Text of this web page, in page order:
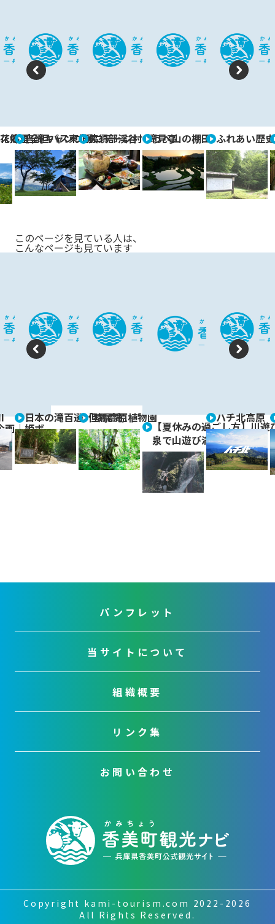
vi
o
u
s
xt
郷里
停（全但バス東垣停
吉滝キャンプ場コテージ村
久須部渓谷 滝見亭うへ山の棚田 ふれあい歴
このページを見ている人は、
こんなページも見ています
P
vi
o
u
s
N
xt
画｜姫ボ
日本の滝百選「猿尾滝」
但馬高原植物園
【夏休みの過ごし方】川遊
泉で山遊び満喫コース
ハチ北高原
パンフレット
当サイトについて
組織概要
リンク集
お問い合わせ
Copyright kami-tourism.com 2022-2026
All Rights Reserved.